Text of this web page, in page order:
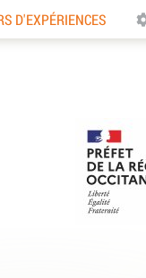
D'EXPÉRIENCES